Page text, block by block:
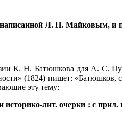
Л. Н. Майковым,
К. Н. Батюшкова для А. С.
(1824) пишет: «Батюшков,
эту тему:
лит. очерки : с